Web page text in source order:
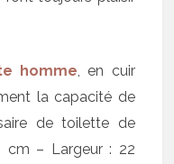
homme, en cuir
la capacité de
de toilette de
cm – Largeur : 22